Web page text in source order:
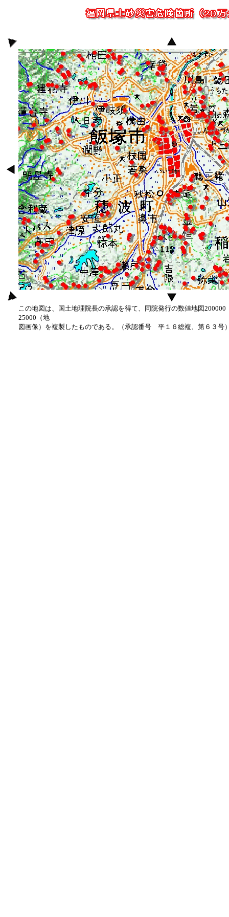
この地図は、国土地理院長の承認を得て、同院発行の数値地図
25000（地
図画像）を複製したものである。（承認番号 平１６総複、第６３号